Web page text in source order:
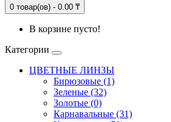
0 товар(ов) - 0.00 ₸
В корзине пусто!
Категории
ЦВЕТНЫЕ ЛИНЗЫ
Бирюзовые (1)
Зеленые (32)
Золотые (0)
Карнавальные (31)